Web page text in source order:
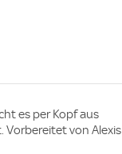
es per Kopf aus
Vorbereitet von Alexis